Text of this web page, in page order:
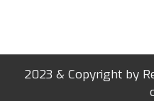
2023 & Copyright by